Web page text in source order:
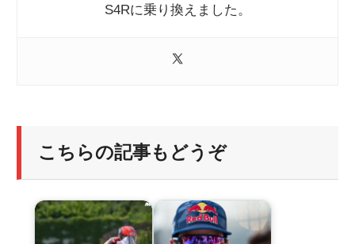
S4Rに乗り換えました。
こちらの記事もどうぞ